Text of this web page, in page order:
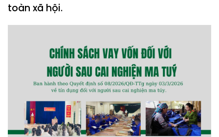
toàn xã hội.